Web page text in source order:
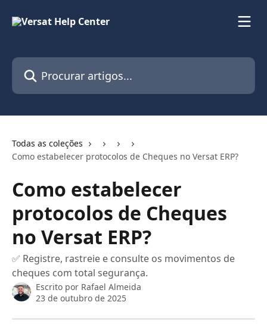
Procurar artigos...
Todas as coleções
Como estabelecer protocolos de Cheques no Versat ERP?
Como estabelecer
protocolos de Cheques
no Versat ERP?
✅ Registre, rastreie e consulte os movimentos de
cheques com total segurança.
Escrito por Rafael Almeida
23 de outubro de 2025